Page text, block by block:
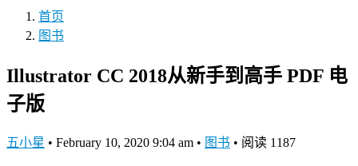
首页
图书
Illustrator CC 2018从新手到高手 PDF 电
子版
五小星 • February 10, 2020 9:04 am • 图书 • 阅读 1187